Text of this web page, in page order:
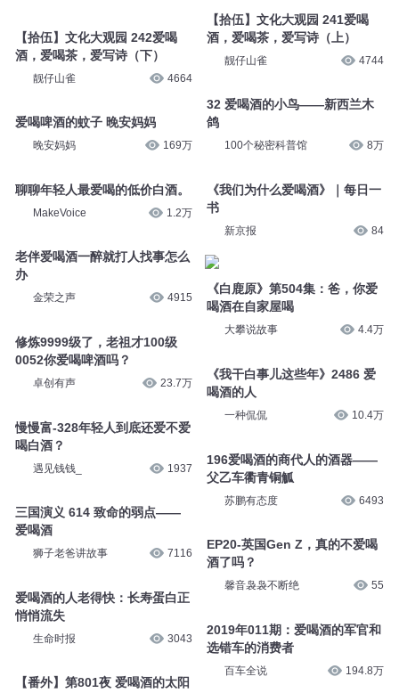
【拾伍】文化大观园 242爱喝
酒，爱喝茶，爱写诗（下）
靓仔山雀 4664
爱喝啤酒的蚊子 晚安妈妈
晚安妈妈 169万
聊聊年轻人最爱喝的低价白酒。
MakeVoice 1.2万
老伴爱喝酒一醉就打人找事怎么
办
金荣之声 4915
修炼9999级了，老祖才100级
0052你爱喝啤酒吗？
卓创有声 23.7万
慢慢富-328年轻人到底还爱不爱
喝白酒？
遇见钱钱_ 1937
三国演义 614 致命的弱点——
爱喝酒
狮子老爸讲故事 7116
爱喝酒的人老得快：长寿蛋白正
悄悄流失
生命时报 3043
【番外】第801夜 爱喝酒的太阳
【拾伍】文化大观园 241爱喝
酒，爱喝茶，爱写诗（上）
靓仔山雀 4744
32 爱喝酒的小鸟——新西兰木
鸽
100个秘密科普馆 8万
《我们为什么爱喝酒》｜每日一
书
新京报 84
《白鹿原》第504集：爸，你爱
喝酒在自家屋喝
大攀说故事 4.4万
《我干白事儿这些年》2486 爱
喝酒的人
一种侃侃 10.4万
196爱喝酒的商代人的酒器——
父乙车衢青铜觚
苏鹏有态度 6493
EP20-英国Gen Z，真的不爱喝
酒了吗？
馨音袅袅不断绝 55
2019年011期：爱喝酒的军官和
选错车的消费者
百车全说 194.8万